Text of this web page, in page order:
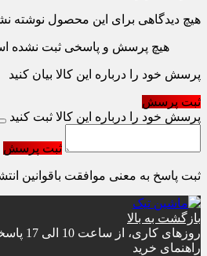
هیچ دیدگاهی برای این محصول نوشته
هیچ پرسش و پاسخی ثبت نشده
پرسش خود را درباره این کالا بیان کنید
ثبت پرسش
پرسش خود را درباره این کالا ثبت کنید
ثبت پرسش
ثبت پاسخ به معنی موافقت باقوانین
بازگشت به بالا
روزهای کاری، از ساعت 10 الی 17 پاسخگوی شما هستیم.
راهنمای خرید